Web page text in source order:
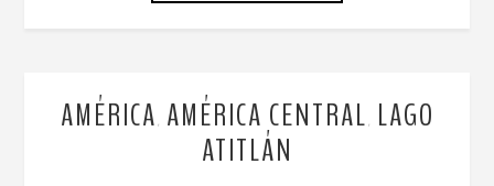
AMÉRICA AMÉRICA CENTRAL LAGO
ATITLÁN